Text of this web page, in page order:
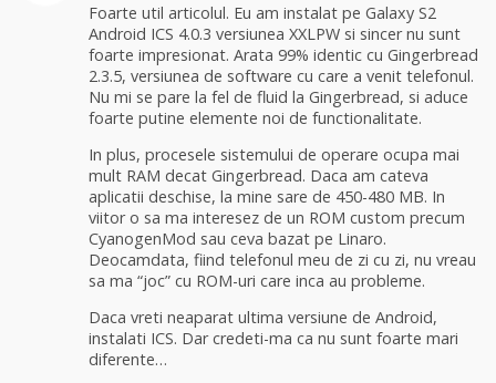
Foarte util articolul. Eu am instalat pe Galaxy S2
Android ICS 4.0.3 versiunea XXLPW si sincer nu sunt
foarte impresionat. Arata 99% identic cu Gingerbread
2.3.5, versiunea de software cu care a venit telefonul.
Nu mi se pare la fel de fluid la Gingerbread, si aduce
foarte putine elemente noi de functionalitate.
In plus, procesele sistemului de operare ocupa mai
mult RAM decat Gingerbread. Daca am cateva
aplicatii deschise, la mine sare de 450-480 MB. In
viitor o sa ma interesez de un ROM custom precum
CyanogenMod sau ceva bazat pe Linaro.
Deocamdata, fiind telefonul meu de zi cu zi, nu vreau
sa ma “joc” cu ROM-uri care inca au probleme.
Daca vreti neaparat ultima versiune de Android,
instalati ICS. Dar credeti-ma ca nu sunt foarte mari
diferente…